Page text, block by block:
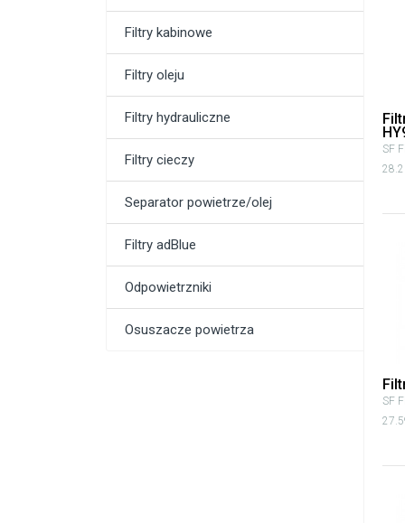
Filtry kabinowe
Filtry oleju
Filtry hydrauliczne
Filtry cieczy
Separator powietrze/olej
Filtry adBlue
Odpowietrzniki
Osuszacze powietrza
SF
28.2
SF